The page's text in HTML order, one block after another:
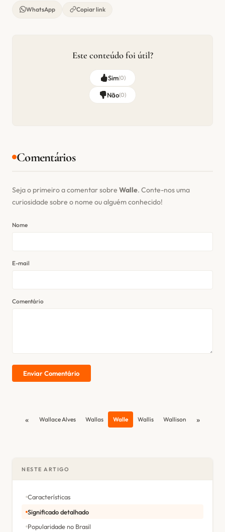
WhatsApp
Copiar link
Este conteúdo foi útil?
Sim(0)
Não(0)
Comentários
Seja o primeiro a comentar sobre Walle. Conte-nos uma
curiosidade sobre o nome ou alguém conhecido!
Nome
E-mail
Comentário
Enviar Comentário
« Wallace Alves Wallas Walle Wallis Wallison »
NESTE ARTIGO
Características
Significado detalhado
Popularidade no Brasil